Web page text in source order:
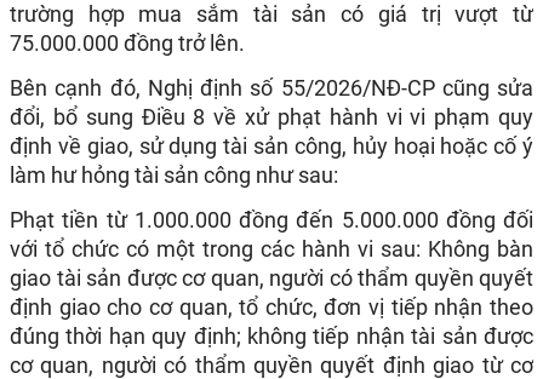
trường hợp mua sắm tài sản có giá trị vượt từ
75.000.000 đồng trở lên.
Bên cạnh đó, Nghị định số 55/2026/NĐ-CP cũng sửa
đổi, bổ sung Điều 8 về xử phạt hành vi vi phạm quy
định về giao, sử dụng tài sản công, hủy hoại hoặc cố ý
làm hư hỏng tài sản công như sau:
Phạt tiền từ 1.000.000 đồng đến 5.000.000 đồng đối
với tổ chức có một trong các hành vi sau: Không bàn
giao tài sản được cơ quan, người có thẩm quyền quyết
định giao cho cơ quan, tổ chức, đơn vị tiếp nhận theo
đúng thời hạn quy định; không tiếp nhận tài sản được
cơ quan, người có thẩm quyền quyết định giao từ cơ